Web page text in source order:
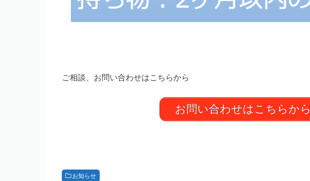
ご相談、お問い合わせはこちらから
お問い合わせはこちらから
お知らせ